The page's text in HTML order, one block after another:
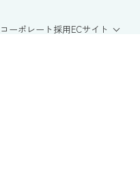
コーポレート採用ECサイト